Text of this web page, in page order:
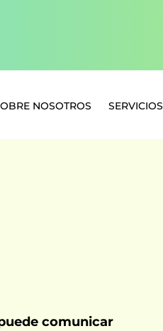
NOSOTROS SERVICIOS
comunicar